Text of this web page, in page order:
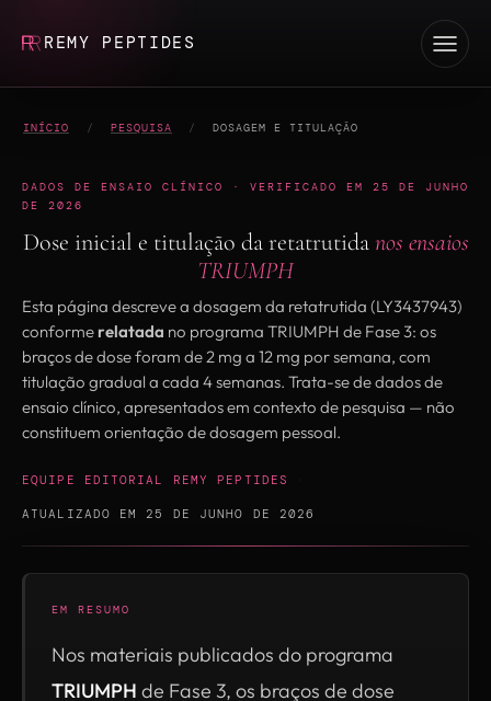
REMY PEPTIDES
INÍCIO / PESQUISA / DOSAGEM E TITULAÇÃO
DADOS DE ENSAIO CLÍNICO · VERIFICADO EM 25 DE JUNHO
DE 2026
Dose inicial e titulação da retatrutidanos ensaios
TRIUMPH
Esta página descreve a dosagem da retatrutida (LY3437943)
conformerelatada no programa TRIUMPH de Fase 3: os
braços de dose foram de 2 mg a 12 mg por semana, com
titulação gradual a cada 4 semanas. Trata-se de dados de
ensaio clínico, apresentados em contexto de pesquisa — não
constituem orientação de dosagem pessoal.
EQUIPE EDITORIAL REMY PEPTIDES
ATUALIZADO EM 25 DE JUNHO DE 2026
EM RESUMO
Nos materiais publicados do programa
TRIUMPH de Fase 3, os braços de dose